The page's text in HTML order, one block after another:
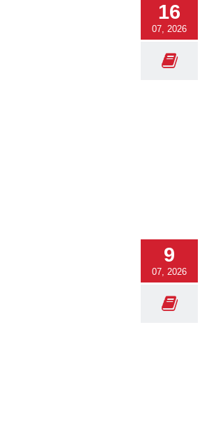
16
07, 2026
9
07, 2026